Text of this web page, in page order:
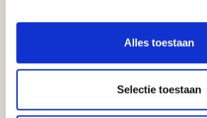
Alles toestaan
Selectie toestaan
DIENSTEN